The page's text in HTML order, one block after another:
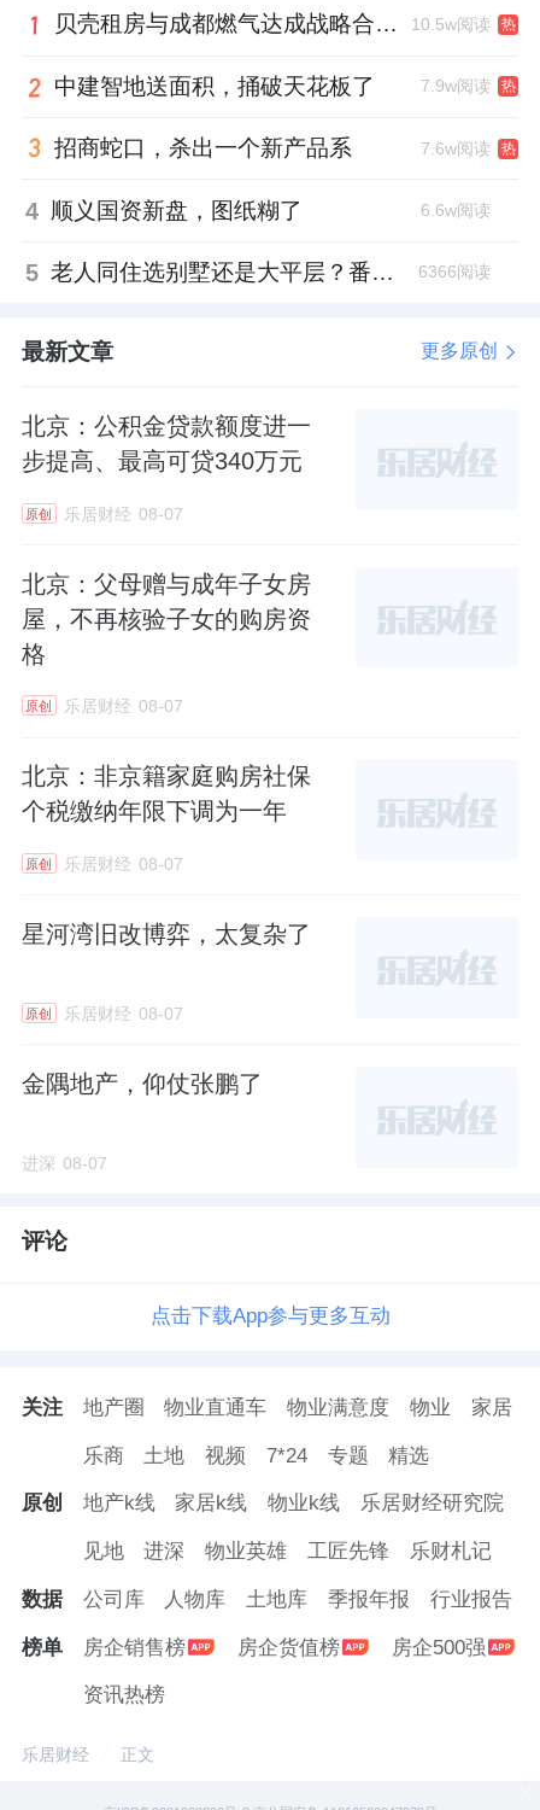
贝壳租房与成都燃气达成战略合作 打通安全巡检“最后一米” 10.5w阅读 热
中建智地送面积，捅破天花板了 7.9w阅读 热
招商蛇口，杀出一个新产品系 7.6w阅读 热
4 顺义国资新盘，图纸糊了 6.6w阅读
5 老人同住选别墅还是大平层？番禺这份豪宅榜单给出了答案 6366阅读
最新文章 更多原创
北京：公积金贷款额度进一
步提高、最高可贷340万元
原创 乐居财经 08-07
北京：父母赠与成年子女房
屋，不再核验子女的购房资
格
原创 乐居财经 08-07
北京：非京籍家庭购房社保
个税缴纳年限下调为一年
原创 乐居财经 08-07
星河湾旧改博弈，太复杂了
原创 乐居财经 08-07
金隅地产，仰仗张鹏了
进深 08-07
评论
点击下载App参与更多互动
关注 地产圈 物业直通车 物业满意度 物业 家居
乐商 土地 视频 7*24 专题 精选
原创 地产k线 家居k线 物业k线 乐居财经研究院
见地 进深 物业英雄 工匠先锋 乐财札记
数据 公司库 人物库 土地库 季报年报 行业报告
榜单 房企销售榜 房企货值榜 房企500强
资讯热榜
乐居财经 正文